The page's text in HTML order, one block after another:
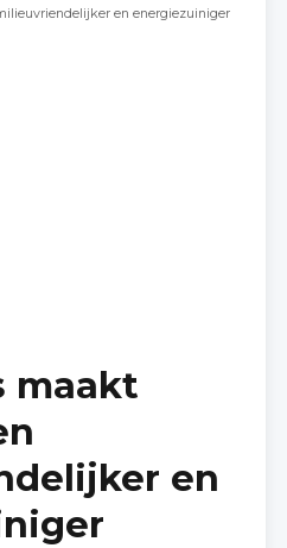
en energiezuiniger
maakt
en